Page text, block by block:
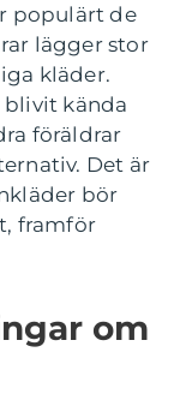
populärt de
lägger stor
kläder.
blivit kända
föräldrar
Det är
bör
framför
om